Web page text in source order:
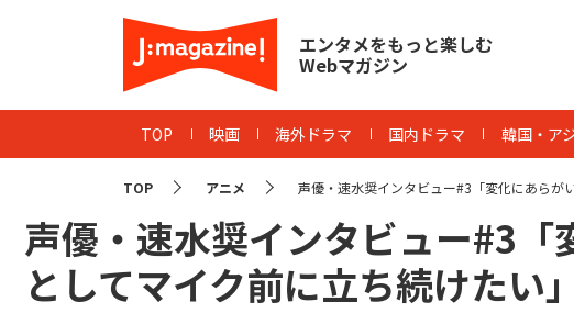
エンタメをもっと楽しむ
Webマガジン
TOP 映画 海外ドラマ 国内ドラマ 韓国・ア
TOP アニメ 声優・速水奨インタビュー#3「変化にあらが
声優・速水奨インタビュー#3
としてマイク前に立ち続けたい」